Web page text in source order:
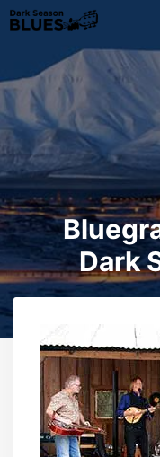
Hopp
til
innhold
Dark